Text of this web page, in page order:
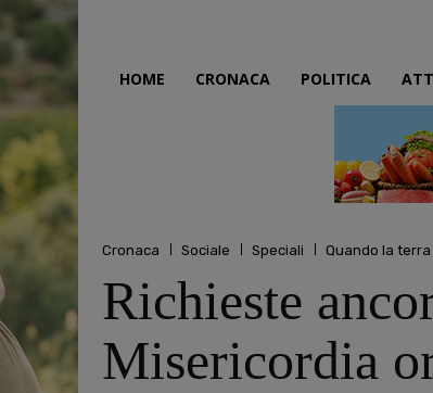
HOME CRONACA POLITICA
Cronaca Sociale Speciali Quando la
Richieste
Misericordia